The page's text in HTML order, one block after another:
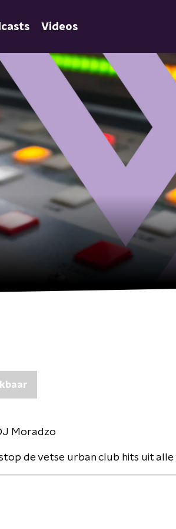
Videos
Moradzo
de vetse urban club hits uit alle